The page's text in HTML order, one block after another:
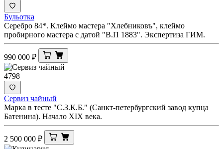
Бульотка
Серебро 84*. Клеймо мастера "Хлебниковъ", клеймо
пробирного мастера с датой "В.П 1883". Экспертиза ГИМ.
990 000 ₽
4798
Сервиз чайный
Марка в тесте "С.З.К.Б." (Санкт-петербургский завод купца
Батенина). Начало XIX века.
2 500 000 ₽